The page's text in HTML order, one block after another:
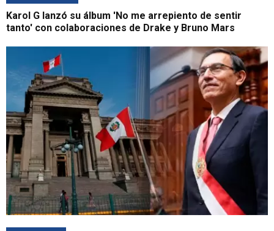
Karol G lanzó su álbum 'No me arrepiento de sentir
tanto' con colaboraciones de Drake y Bruno Mars